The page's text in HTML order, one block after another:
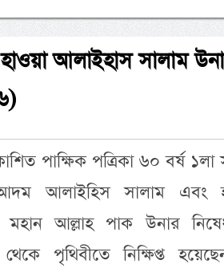
আলাইহাস সালাম
পাক্ষিক পত্রিকা ৬০ বর্ষ ১লা
আলাইহিস সালাম এবং
আল্লাহ পাক উনার
পৃথিবীতে নিক্ষিপ্ত